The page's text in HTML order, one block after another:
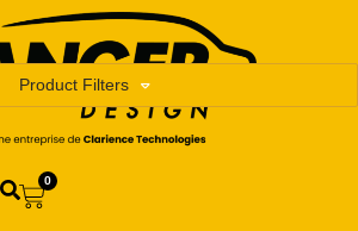
0
Product Filters